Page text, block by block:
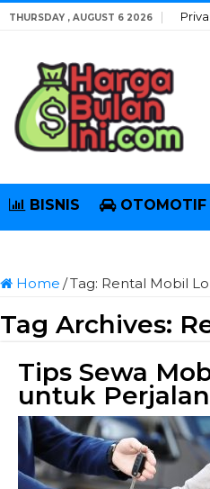
THURSDAY , AUGUST 6 2026
BISNIS OTOMOTIF
Home /Tag: Rental Mobil
Tag Archives:
Tips Sewa
untuk